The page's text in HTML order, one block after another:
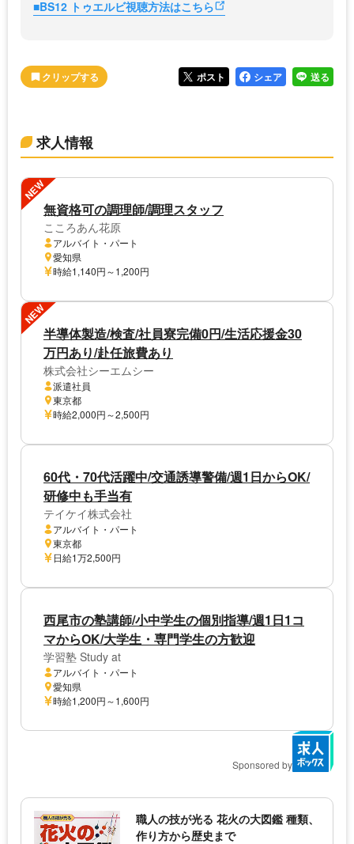
■BS12 トゥエルビ視聴方法はこちら
ポスト シェア 送る
求人情報
NEW
無資格可の調理師/調理スタッフ
こころあん花原
アルバイト・パート
愛知県
時給1,140円～1,200円
NEW
半導体製造/検査/社員寮完備0円/生活応援金30
万円あり/赴任旅費あり
株式会社シーエムシー
派遣社員
東京都
時給2,000円～2,500円
60代・70代活躍中/交通誘導警備/週1日からOK/
研修中も手当有
テイケイ株式会社
アルバイト・パート
東京都
日給1万2,500円
西尾市の塾講師/小中学生の個別指導/週1日1コ
マからOK/大学生・専門学生の方歓迎
学習塾 Study at
アルバイト・パート
愛知県
時給1,200円～1,600円
Sponsored by
職人の技が光る 花火の大図鑑 種類、
作り方から歴史まで